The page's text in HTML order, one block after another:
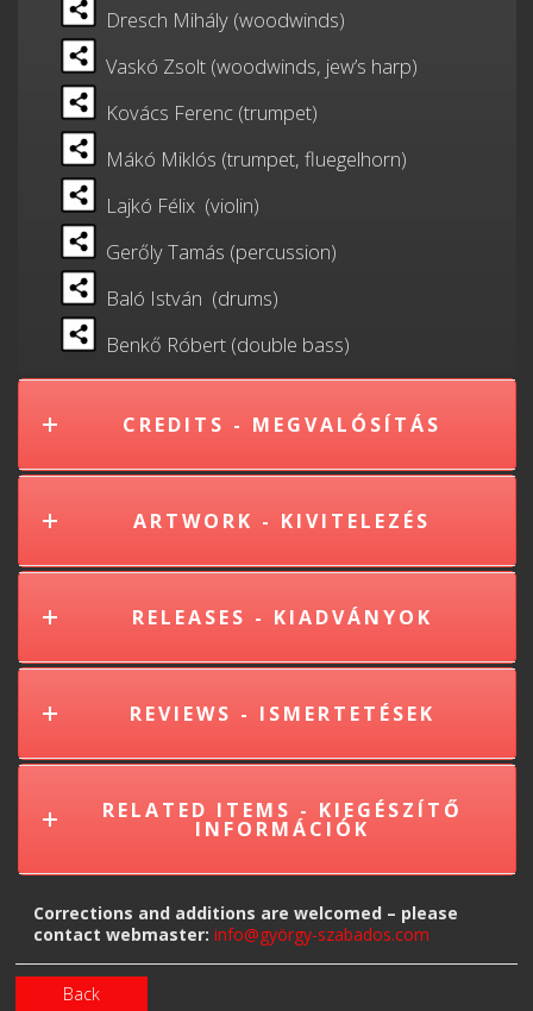
Dresch Mihály (woodwinds)
Vaskó Zsolt (woodwinds, jew’s harp)
Kovács Ferenc (trumpet)
Mákó Miklós (trumpet, fluegelhorn)
Lajkó Félix (violin)
Gerőly Tamás (percussion)
Baló István (drums)
Benkő Róbert (double bass)
CREDITS - MEGVALÓSÍTÁS
ARTWORK - KIVITELEZÉS
RELEASES - KIADVÁNYOK
REVIEWS - ISMERTETÉSEK
RELATED ITEMS - KIEGÉSZÍTŐ
INFORMÁCIÓK
Corrections and additions are welcomed – please
contact webmaster: info@györgy-szabados.com
Back